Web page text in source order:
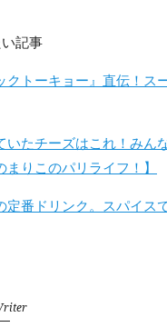
記事
クトーキョー』直伝！ス
いたチーズはこれ！みん
まりこのパリライフ！】
定番ドリンク。スパイス